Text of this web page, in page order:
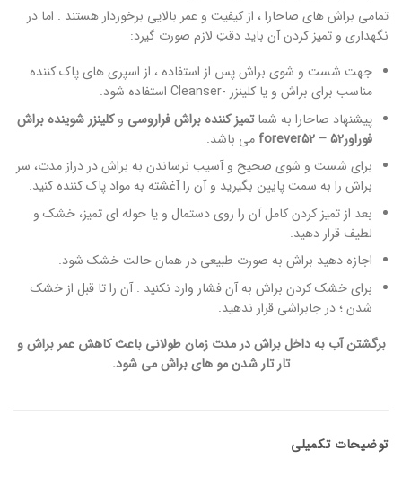
تمامی براش های صاحارا ، از کیفیت و عمر بالایی برخوردار هستند . اما در
نگهداری و تمیز کردن آن باید دقتِ لازم صورت گیرد:
جهت شست و شوی براش پس از استفاده ، از اسپری های پاک کننده
مناسب برای براش و یا کلینزر -Cleanser استفاده شود.
پیشنهاد صاحارا به شماتمیز کننده براش فراروسی وکلینزر شوینده براش
فوراور52 – forever52
می باشد.
برای شست و شوی صحیح و آسیب نرساندن به براش در دراز مدت، سر
براش را به سمت پایین بگیرید و آن را آغشته به مواد پاک کننده کنید.
بعد از تمیز کردن کامل آن را روی دستمال و یا حوله ای تمیز، خشک و
لطیف قرار دهید.
اجازه دهید براش به صورت طبیعی در همان حالت خشک شود.
برای خشک کردن براش به آن فشار وارد نکنید . آن را تا قبل از خشک
شدن ؛ در جابراشی قرار ندهید.
برگشتن آب به داخل براش در مدت زمان طولانی باعث کاهش عمر براش و
تار تار شدن مو های براش می شود.
توضیحات تکمیلی